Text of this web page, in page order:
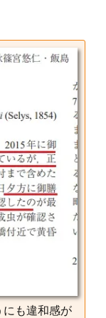
にも違和感が